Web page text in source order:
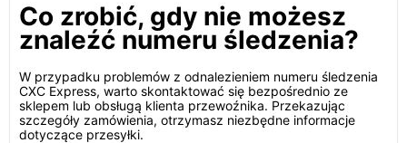
Co zrobić, gdy nie możesz
znaleźć numeru śledzenia?
W przypadku problemów z odnalezieniem numeru śledzenia
CXC Express, warto skontaktować się bezpośrednio ze
sklepem lub obsługą klienta przewoźnika. Przekazując
szczegóły zamówienia, otrzymasz niezbędne informacje
dotyczące przesyłki.